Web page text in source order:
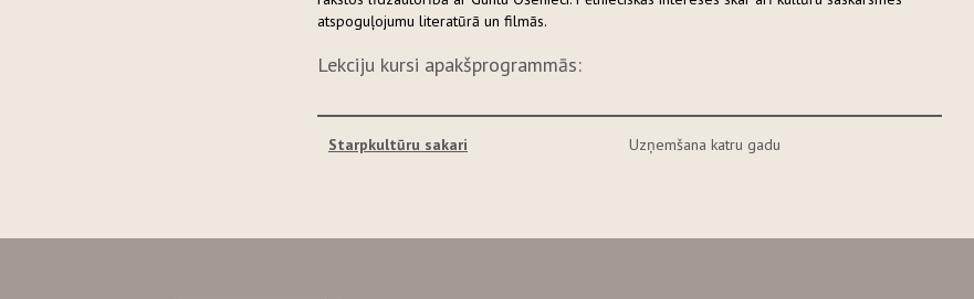
atspoguļojumu literatūrā un filmās.
Lekciju kursi apakšprogrammās:
Starpkultūru sakari Uzņemšana katru gadu